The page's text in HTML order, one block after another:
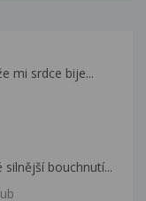
mi srdce bije...
bouchnutí...